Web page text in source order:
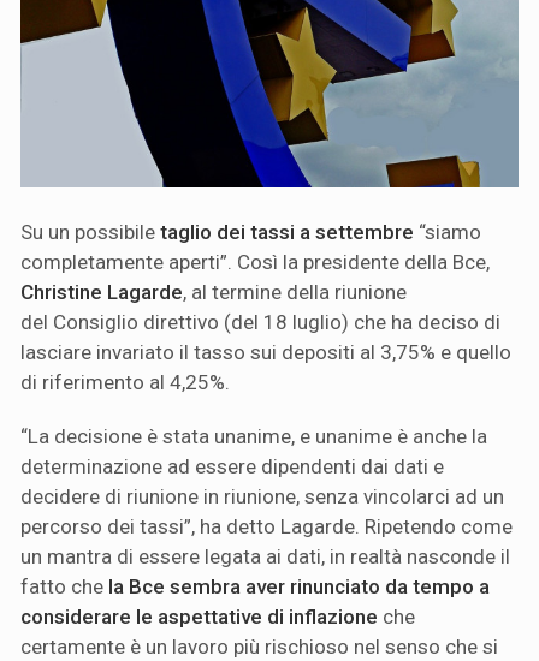
Su un possibile taglio dei tassi a settembre “siamo
completamente aperti”. Così la presidente della Bce,
Christine Lagarde, al termine della riunione
del Consiglio direttivo (del 18 luglio) che ha deciso di
lasciare invariato il tasso sui depositi al 3,75% e quello
di riferimento al 4,25%.
“La decisione è stata unanime, e unanime è anche la
determinazione ad essere dipendenti dai dati e
decidere di riunione in riunione, senza vincolarci ad un
percorso dei tassi”, ha detto Lagarde. Ripetendo come
un mantra di essere legata ai dati, in realtà nasconde il
fatto che la Bce sembra aver rinunciato da tempo a
considerare le aspettative di inflazione che
certamente è un lavoro più rischioso nel senso che si